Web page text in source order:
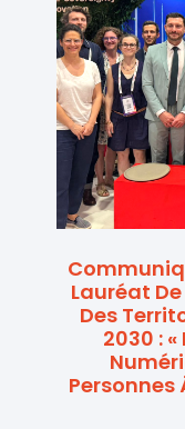
Lauréat
Des
2030 :
Personnes